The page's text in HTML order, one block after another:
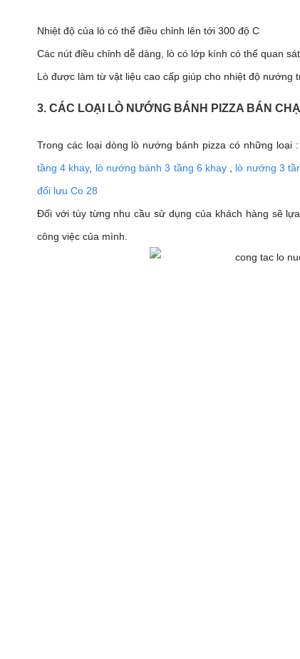
Nhiệt độ của lò có thể điều chỉnh lên tới 300 độ C
Các nút điều chỉnh dễ dàng, lò có lớp kính có thể quan
Lò được làm từ vật liệu cao cấp giúp cho nhiệt độ nướng
3. CÁC LOẠI LÒ NƯỚNG BÁNH PIZZA BÁN
Trong các loại dòng lò nướng bánh pizza có những loại
tầng 4 khay, lò nướng bánh 3 tầng 6 khay, lò nướng 3
đối lưu Co 28
Đối với tùy từng nhu cầu sử dụng của khách hàng sẽ
công việc của mình.